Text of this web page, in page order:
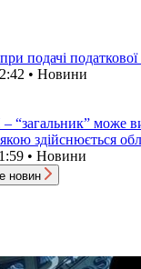
подачі податкової
• Новини
може
здійснюється
• Новини
новин